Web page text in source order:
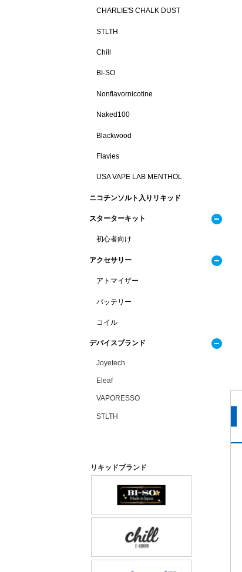
CHARLIE'S CHALK DUST
STLTH
Chill
BI-SO
Nonflavornicotine
Naked100
Blackwood
Flavies
USA VAPE LAB MENTHOL
ニコチンソルト入りリキッド
スターターキット
初心者向け
アクセサリー
アトマイザー
バッテリー
コイル
デバイスブランド
Joyetech
Eleaf
VAPORESSO
STLTH
リキッドブランド